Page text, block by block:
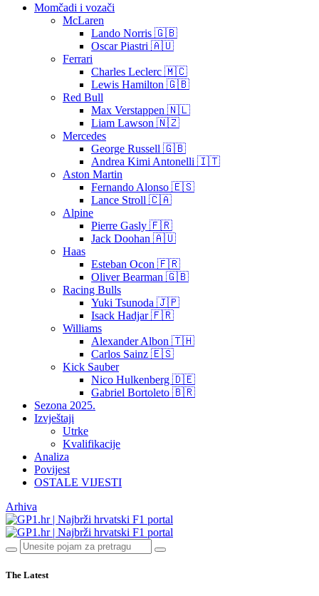
Momčadi i vozači
McLaren
Lando Norris 🇬🇧
Oscar Piastri 🇦🇺
Ferrari
Charles Leclerc 🇲🇨
Lewis Hamilton 🇬🇧
Red Bull
Max Verstappen 🇳🇱
Liam Lawson 🇳🇿
Mercedes
George Russell 🇬🇧
Andrea Kimi Antonelli 🇮🇹
Aston Martin
Fernando Alonso 🇪🇸
Lance Stroll 🇨🇦
Alpine
Pierre Gasly 🇫🇷
Jack Doohan 🇦🇺
Haas
Esteban Ocon 🇫🇷
Oliver Bearman 🇬🇧
Racing Bulls
Yuki Tsunoda 🇯🇵
Isack Hadjar 🇫🇷
Williams
Alexander Albon 🇹🇭
Carlos Sainz 🇪🇸
Kick Sauber
Nico Hulkenberg 🇩🇪
Gabriel Bortoleto 🇧🇷
Sezona 2025.
Izvještaji
Utrke
Kvalifikacije
Analiza
Povijest
OSTALE VIJESTI
Arhiva
The Latest